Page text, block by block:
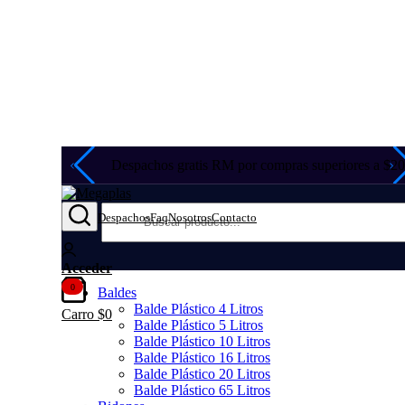
Despachos gratis RM por compras superiores a
DespachosFaqNosotrosContacto
Acceder
0
Carro $0
Baldes
Balde Plástico 4 Litros
Balde Plástico 5 Litros
Balde Plástico 10 Litros
Balde Plástico 16 Litros
Balde Plástico 20 Litros
Balde Plástico 65 Litros